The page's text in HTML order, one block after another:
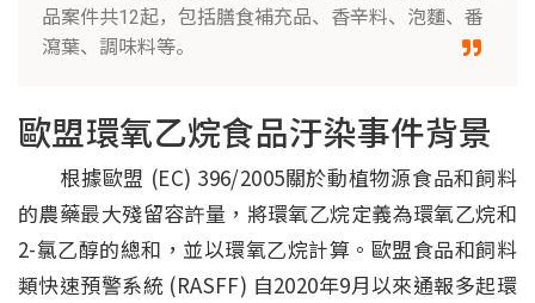
品案件共12起，包括膳食補充品、香辛料、泡麵、番
瀉葉、調味料等。
歐盟環氧乙烷食品汙染事件背景
根據歐盟 (EC) 396/2005關於動植物源食品和飼料
的農藥最大殘留容許量，將環氧乙烷定義為環氧乙烷和
2-氯乙醇的總和，並以環氧乙烷計算。歐盟食品和飼料
類快速預警系統 (RASFF) 自2020年9月以來通報多起環